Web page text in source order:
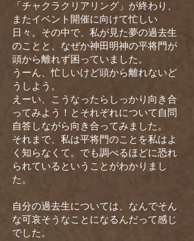
「チャクラクリアリング」が終わり、
またイベント開催に向けて忙しい
日々。その中で、私が見た夢の過去生
のことと、なぜか神田明神の平将門が
頭から離れず困っていました。
うーん、忙しいけど頭から離れないど
うしよう。
えーい、こうなったらしっかり向き合
ってみよう！とそれぞれについて自問
自答しながら向き合ってみました。
それまで、私は平将門のことを私はよ
く知らなくて。でも調べるほどに恐れ
られているということがわかりまし
た。
自分の過去生については、なんでそん
な可哀そうなことになるんだって感じ
でした。